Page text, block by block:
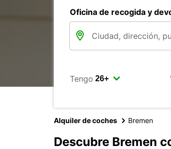
Oficina de recogida y
Tengo
Alquiler de coches Bremen
Descubre Bremen